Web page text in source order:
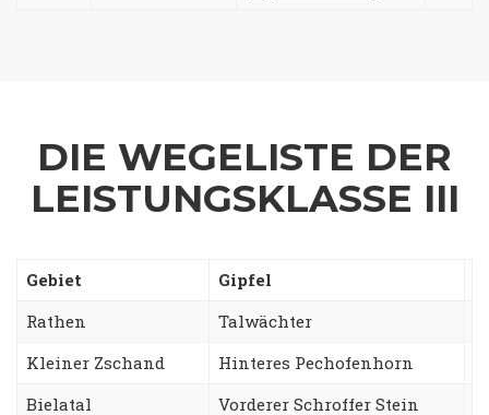
DIE WEGELISTE DER
LEISTUNGSKLASSE III
Gebiet Gipfel
Rathen
Talwächter
Kleiner Zschand
Hinteres Pechofenhorn
Bielatal
Vorderer Schroffer Stein